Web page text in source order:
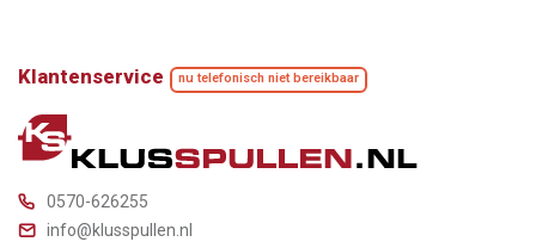
Klantenservice nu telefonisch niet bereikbaar
0570-626255
info@klusspullen.nl